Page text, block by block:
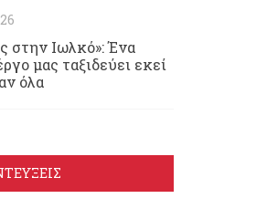
στην Ιωλκό»: Ένα
μας ταξιδεύει εκεί
όλα